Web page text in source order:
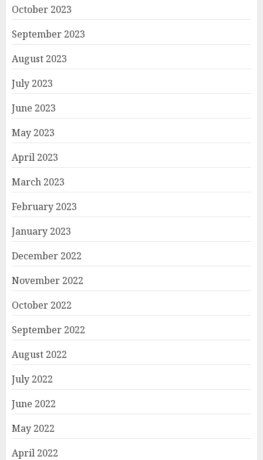
October 2023
September 2023
August 2023
July 2023
June 2023
May 2023
April 2023
March 2023
February 2023
January 2023
December 2022
November 2022
October 2022
September 2022
August 2022
July 2022
June 2022
May 2022
April 2022